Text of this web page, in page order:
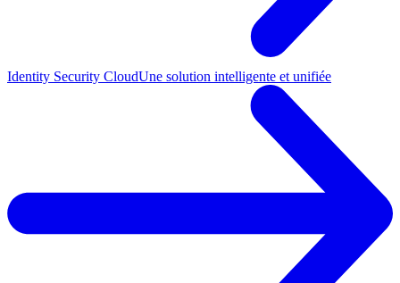
Identity Security CloudUne solution intelligente et unifiée